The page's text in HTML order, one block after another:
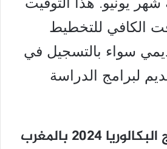
الكافي للتخطيط
سواء بالتسجيل في
لبرامج الدراسة
2024 بالمغرب